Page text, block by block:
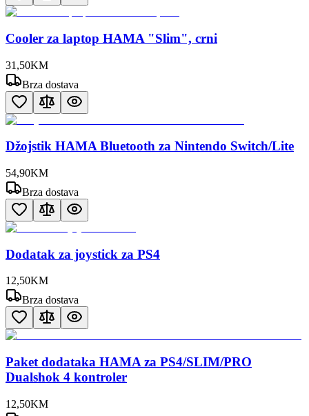
Cooler za laptop HAMA "Slim", crni
31 ,50KM
Brza dostava
Džojstik HAMA Bluetooth za Nintendo Switch/Lite
54,90KM
Brza dostava
Dodatak za joystick za PS4
12,50KM
Brza dostava
Paket dodataka HAMA za PS4/SLIM/PRO
Dualshok 4 kontroler
12,50KM